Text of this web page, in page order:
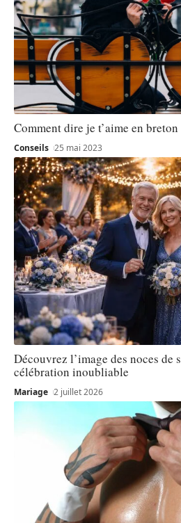
Comment dire je t’aime en breton
Conseils 25 mai 2023
Découvrez l’image des noces de
célébration inoubliable
Mariage 2 juillet 2026